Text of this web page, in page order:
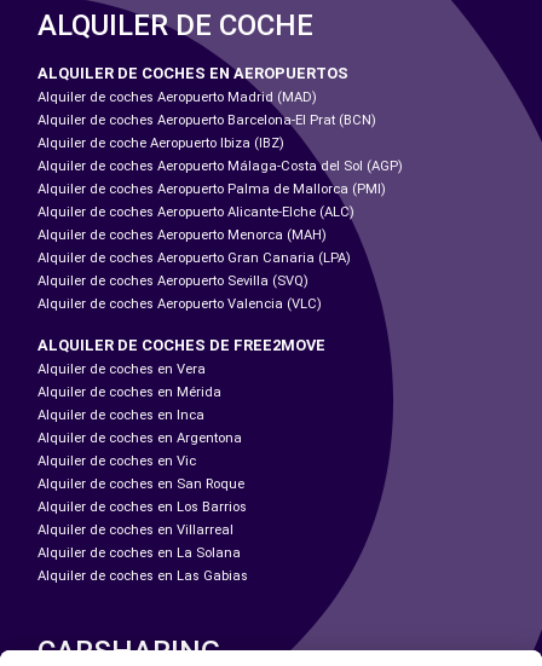
ALQUILER DE COCHE
ALQUILER DE COCHES EN AEROPUERTOS
Alquiler de coches Aeropuerto Madrid (MAD)
Alquiler de coches Aeropuerto Barcelona-El Prat (BCN)
Alquiler de coche Aeropuerto Ibiza (IBZ)
Alquiler de coches Aeropuerto Málaga-Costa del Sol (AGP)
Alquiler de coches Aeropuerto Palma de Mallorca (PMI)
Alquiler de coches Aeropuerto Alicante-Elche (ALC)
Alquiler de coches Aeropuerto Menorca (MAH)
Alquiler de coches Aeropuerto Gran Canaria (LPA)
Alquiler de coches Aeropuerto Sevilla (SVQ)
Alquiler de coches Aeropuerto Valencia (VLC)
ALQUILER DE COCHES DE FREE2MOVE
Alquiler de coches en Vera
Alquiler de coches en Mérida
Alquiler de coches en Inca
Alquiler de coches en Argentona
Alquiler de coches en Vic
Alquiler de coches en San Roque
Alquiler de coches en Los Barrios
Alquiler de coches en Villarreal
Alquiler de coches en La Solana
Alquiler de coches en Las Gabias
CARSHARING